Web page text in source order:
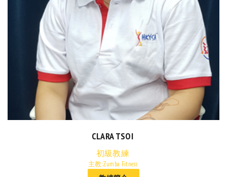
CLARA TSOI
初級教練
主教:Zumba Fitness